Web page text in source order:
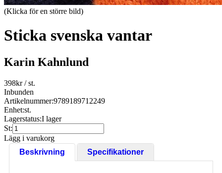
(Klicka för en större bild)
Sticka svenska vantar
Karin Kahnlund
398kr/ st.
Inbunden
Artikelnummer:9789189712249
Enhet:st.
Lagerstatus:I lager
St:
Lägg i varukorg
Beskrivning
Specifikationer